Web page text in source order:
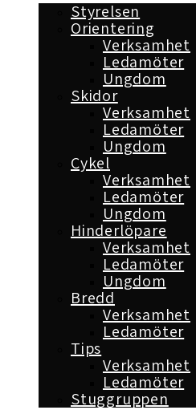
Styrelsen
Orientering
Verksamhet
Ledamöter
Ungdom
Skidor
Verksamhet
Ledamöter
Ungdom
Cykel
Verksamhet
Ledamöter
Ungdom
Hinderlöpare
Verksamhet
Ledamöter
Ungdom
Bredd
Verksamhet
Ledamöter
Tips
Verksamhet
Ledamöter
Stuggruppen